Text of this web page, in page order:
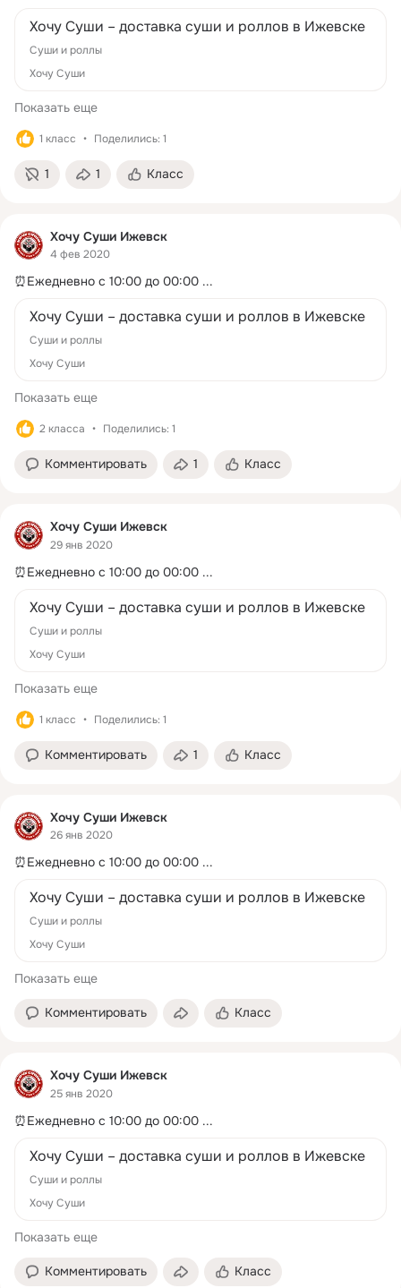
Хочу Суши – доставка суши и роллов в Ижевске
Суши и роллы
Хочу Суши
Показать еще
1 класс Поделились: 1
1 1 Класс
Хочу Суши Ижевск
4 фев 2020
⏰Ежедневно с 10:00 до 00:00 ...
Хочу Суши – доставка суши и роллов в Ижевске
Суши и роллы
Хочу Суши
Показать еще
2 класса Поделились: 1
Комментировать 1 Класс
Хочу Суши Ижевск
29 янв 2020
⏰Ежедневно с 10:00 до 00:00 ...
Хочу Суши – доставка суши и роллов в Ижевске
Суши и роллы
Хочу Суши
Показать еще
1 класс Поделились: 1
Комментировать 1 Класс
Хочу Суши Ижевск
26 янв 2020
⏰Ежедневно с 10:00 до 00:00 ...
Хочу Суши – доставка суши и роллов в Ижевске
Суши и роллы
Хочу Суши
Показать еще
Комментировать Класс
Хочу Суши Ижевск
25 янв 2020
⏰Ежедневно с 10:00 до 00:00 ...
Хочу Суши – доставка суши и роллов в Ижевске
Суши и роллы
Хочу Суши
Показать еще
Комментировать Класс